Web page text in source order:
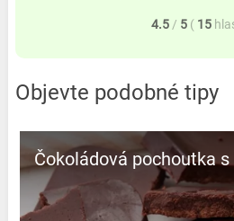
4.5 / 5 ( 15
Objevte podobné tipy
Čokoládová pochoutka